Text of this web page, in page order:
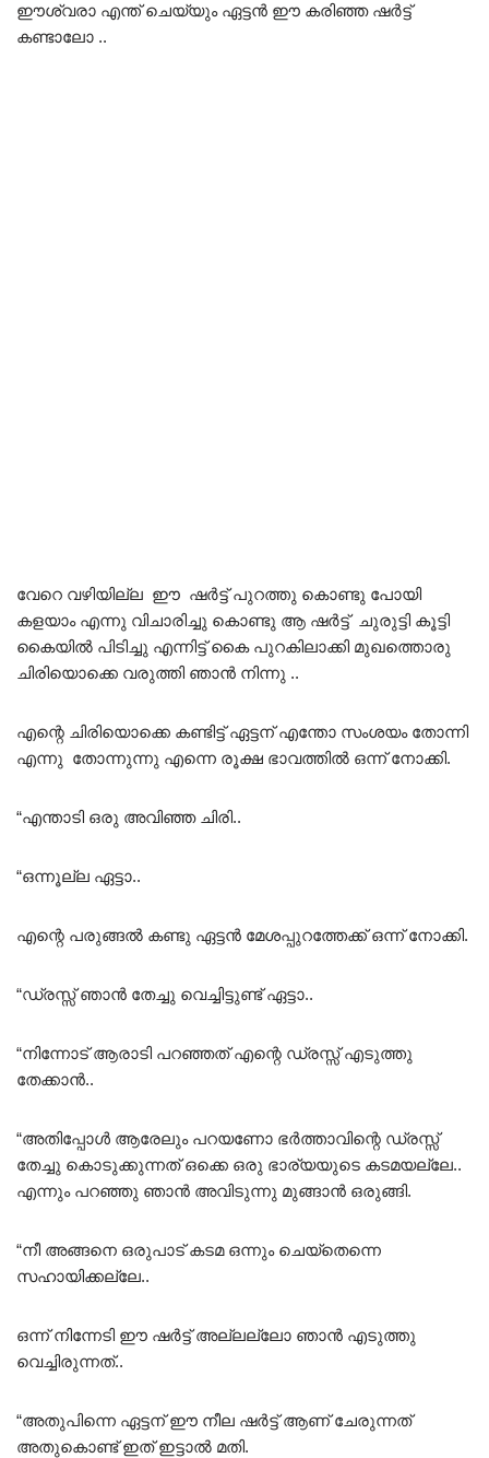
ഈശ്വരാ എന്ത് ചെയ്യും ഏട്ടൻ ഈ കരിഞ്ഞ ഷർട്ട്‌
കണ്ടാലോ ..
വേറെ വഴിയില്ല ഈ ഷർട്ട്‌ പുറത്തു കൊണ്ടു പോയി
കളയാം എന്നു വിചാരിച്ചു കൊണ്ടു ആ ഷർട്ട്‌ ചുരുട്ടി കൂട്ടി
കൈയിൽ പിടിച്ചു എന്നിട്ട് കൈ പുറകിലാക്കി മുഖത്തൊരു
ചിരിയൊക്കെ വരുത്തി ഞാൻ നിന്നു ..
എന്റെ ചിരിയൊക്കെ കണ്ടിട്ട് ഏട്ടന് എന്തോ സംശയം തോന്നി
എന്നു തോന്നുന്നു എന്നെ രൂക്ഷ ഭാവത്തിൽ ഒന്ന് നോക്കി.
“എന്താടി ഒരു അവിഞ്ഞ ചിരി..
“ഒന്നൂല്ല ഏട്ടാ..
എന്റെ പരുങ്ങൽ കണ്ടു ഏട്ടൻ മേശപ്പുറത്തേക്ക് ഒന്ന് നോക്കി.
“ഡ്രസ്സ്‌ ഞാൻ തേച്ചു വെച്ചിട്ടുണ്ട് ഏട്ടാ..
“നിന്നോട് ആരാടി പറഞ്ഞത് എന്റെ ഡ്രസ്സ്‌ എടുത്തു
തേക്കാൻ..
“അതിപ്പോൾ ആരേലും പറയണോ ഭർത്താവിന്റെ ഡ്രസ്സ്‌
തേച്ചു കൊടുക്കുന്നത് ഒക്കെ ഒരു ഭാര്യയുടെ കടമയല്ലേ..
എന്നും പറഞ്ഞു ഞാൻ അവിടുന്നു മുങ്ങാൻ ഒരുങ്ങി.
“നീ അങ്ങനെ ഒരുപാട് കടമ ഒന്നും ചെയ്തെന്നെ
സഹായിക്കല്ലേ..
ഒന്ന് നിന്നേടി ഈ ഷർട്ട്‌ അല്ലല്ലോ ഞാൻ എടുത്തു
വെച്ചിരുന്നത്..
“അതുപിന്നെ ഏട്ടന് ഈ നീല ഷർട്ട്‌ ആണ് ചേരുന്നത്
അതുകൊണ്ട് ഇത് ഇട്ടാൽ മതി.